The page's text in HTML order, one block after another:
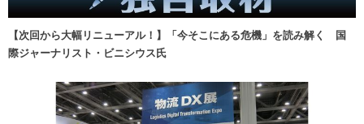
【次回から大幅リニューアル！】「今そこにある危機」を読み解く 国
際ジャーナリスト・ビニシウス氏